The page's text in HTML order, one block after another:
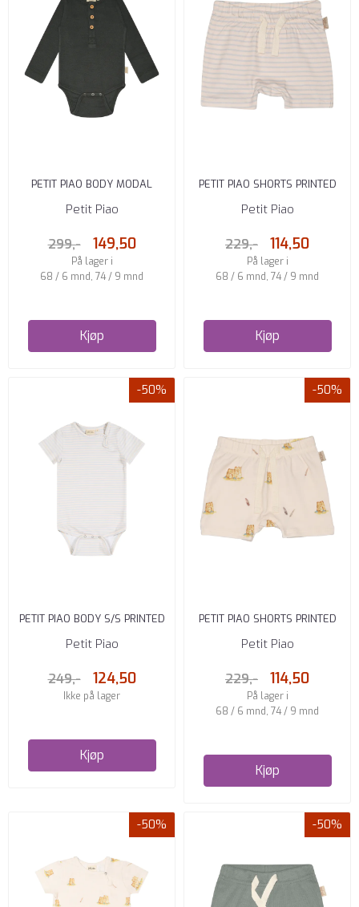
PETIT PIAO BODY MODAL
PLACKET PINE GREEN
Petit Piao
299,- 149,50
På lager i
68 / 6 mnd, 74 / 9 mnd
Kjøp
PETIT PIAO SHORTS PRINTED
PEARL BLUE/OFFWHITE
Petit Piao
229,- 114,50
På lager i
68 / 6 mnd, 74 / 9 mnd
Kjøp
-50%
PETIT PIAO BODY S/S PRINTED
PEARL BLUE/OFFWHITE
Petit Piao
249,- 124,50
Ikke på lager
Kjøp
-50%
PETIT PIAO SHORTS PRINTED
CASTLE
Petit Piao
229,- 114,50
På lager i
68 / 6 mnd, 74 / 9 mnd
Kjøp
-50% -50%